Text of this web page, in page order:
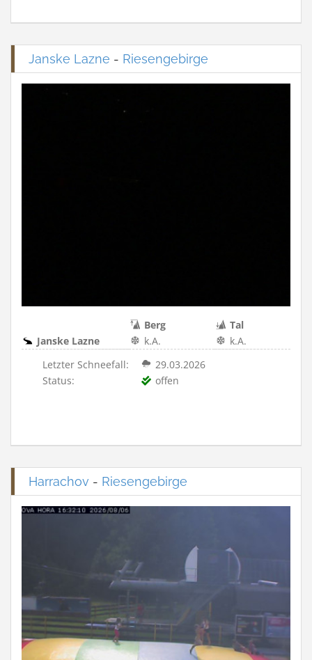
Janske Lazne - Riesengebirge
Berg
Tal
Janske Lazne
k.A.
k.A.
Letzter Schneefall:
29.03.2026
Status:
offen
Harrachov - Riesengebirge